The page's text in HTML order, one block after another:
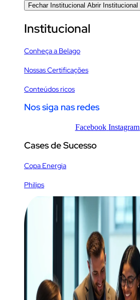
Fechar Institucional Abrir Institucional
Institucional
Conheça a Belago
Nossas Certificações
Conteúdos ricos
Nos siga nas redes
Facebook Instagram
Cases de Sucesso
Copa Energia
Philips